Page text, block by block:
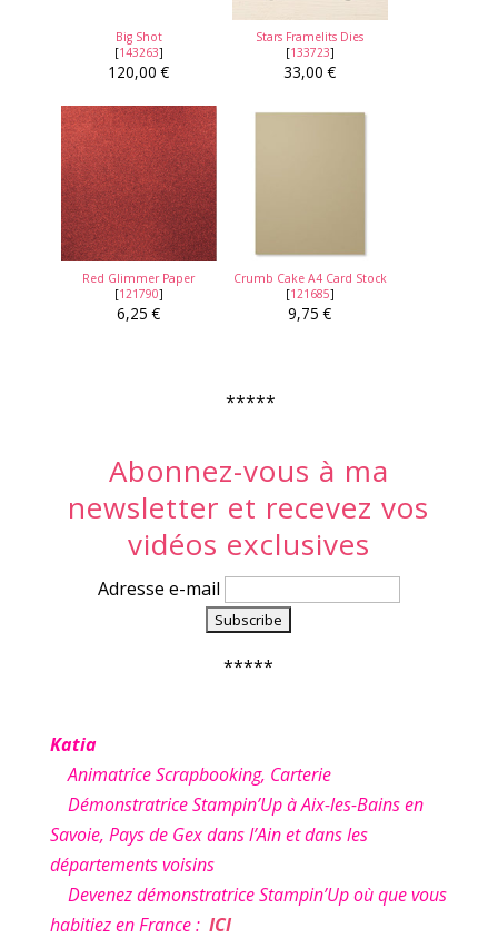
Big Shot
[143263]
120,00 €
Stars Framelits Dies
[133723]
33,00 €
Red Glimmer Paper
[121790]
6,25 €
Crumb Cake A4 Card Stock
[121685]
9,75 €
*****
Abonnez-vous à ma
newsletter et recevez vos
vidéos exclusives
Adresse e-mail
*****
Katia
Animatrice Scrapbooking, Carterie
Démonstratrice Stampin’Up à Aix-les-Bains en
Savoie, Pays de Gex dans l’Ain et dans les
départements voisins
Devenez démonstratrice Stampin’Up où que vous
habitiez en France : ICI